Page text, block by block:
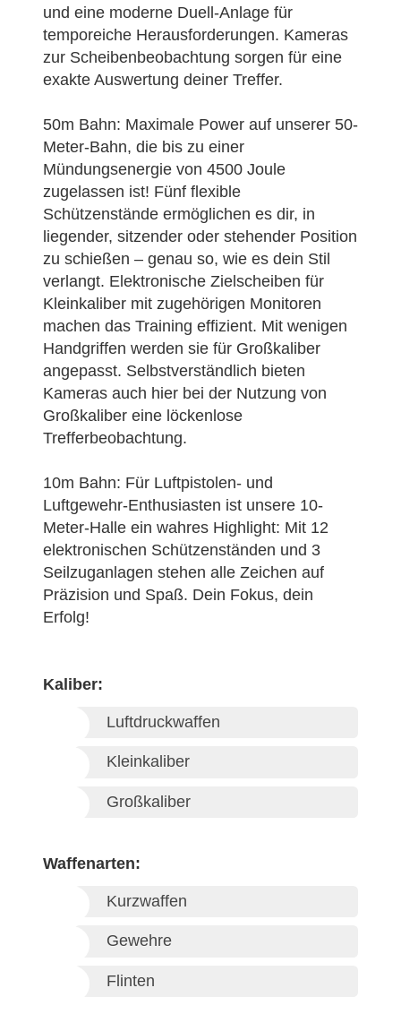
und eine moderne Duell-Anlage für
temporeiche Herausforderungen. Kameras
zur Scheibenbeobachtung sorgen für eine
exakte Auswertung deiner Treffer.
50m Bahn: Maximale Power auf unserer 50-
Meter-Bahn, die bis zu einer
Mündungsenergie von 4500 Joule
zugelassen ist! Fünf flexible
Schützenstände ermöglichen es dir, in
liegender, sitzender oder stehender Position
zu schießen – genau so, wie es dein Stil
verlangt. Elektronische Zielscheiben für
Kleinkaliber mit zugehörigen Monitoren
machen das Training effizient. Mit wenigen
Handgriffen werden sie für Großkaliber
angepasst. Selbstverständlich bieten
Kameras auch hier bei der Nutzung von
Großkaliber eine löckenlose
Trefferbeobachtung.
10m Bahn: Für Luftpistolen- und
Luftgewehr-Enthusiasten ist unsere 10-
Meter-Halle ein wahres Highlight: Mit 12
elektronischen Schützenständen und 3
Seilzuganlagen stehen alle Zeichen auf
Präzision und Spaß. Dein Fokus, dein
Erfolg!
Kaliber:
Luftdruckwaffen
Kleinkaliber
Großkaliber
Waffenarten:
Kurzwaffen
Gewehre
Flinten